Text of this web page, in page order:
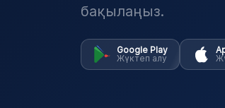
бақылаңыз.
Google Play
Жүктеп алу